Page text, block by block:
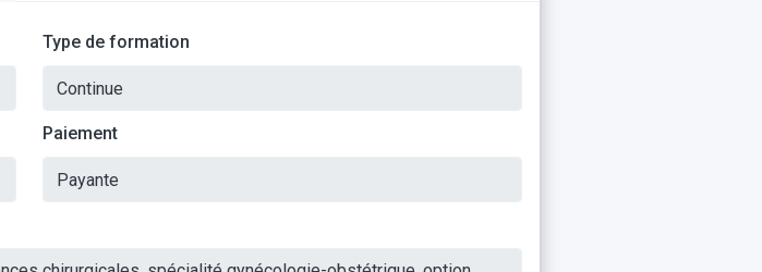
Type de formation
Paiement